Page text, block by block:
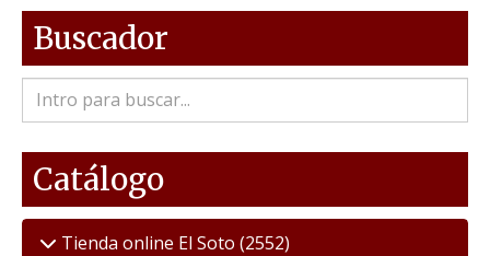
Buscador
Catálogo
Tienda online El Soto (2552)